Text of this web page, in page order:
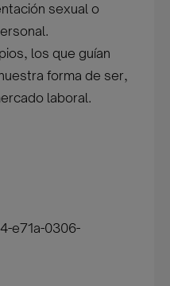
sexual o
los que guían
forma de ser,
laboral.
e71a-0306-